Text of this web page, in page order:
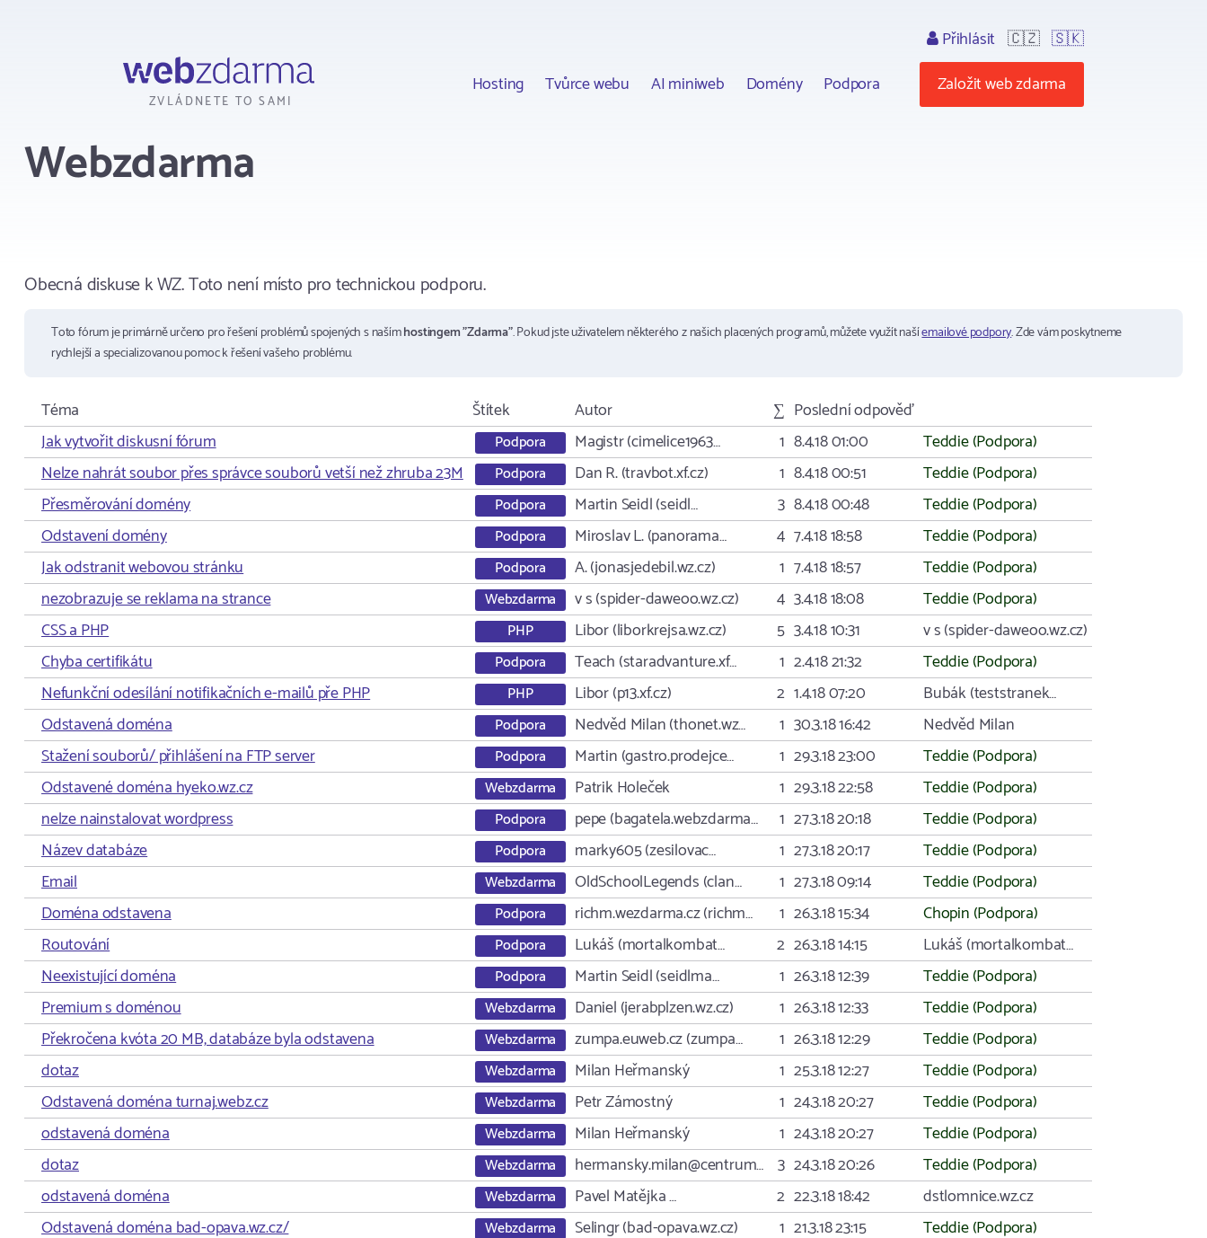
ZVLÁDNETE TO SAMI
Hosting Tvůrce webu AI miniweb Domény Podpora
Přihlásit 🇨🇿 🇸🇰
Založit web zdarma
Webzdarma
Obecná diskuse k WZ. Toto není místo pro technickou podporu.
Toto fórum je primárně určeno pro řešení problémů spojených s našímhostingem "Zdarma". Pokud jste uživatelem některého z našich placených programů, můžete využít našíemailové podpory. Zde vám poskytneme
rychlejší a specializovanou pomoc k řešení vašeho problému.
Téma Štítek Autor ∑ Poslední odpověď
Jak vytvořit diskusní fórum
Podpora Magistr (cimelice1963… 1 8.4.18 01:00
Teddie (Podpora)
Nelze nahrát soubor přes správce souborů vetší než zhruba 23M
Podpora Dan R. (travbot.xf.cz) 1 8.4.18 00:51
Teddie (Podpora)
Přesměrování domény
Podpora Martin Seidl (seidl… 3 8.4.18 00:48
Teddie (Podpora)
Odstavení domény
Podpora Miroslav L. (panorama… 4 7.4.18 18:58
Teddie (Podpora)
Jak odstranit webovou stránku
Podpora A. (jonasjedebil.wz.cz) 1 7.4.18 18:57
Teddie (Podpora)
nezobrazuje se reklama na strance
Webzdarma v s (spider-daweoo.wz.cz) 4 3.4.18 18:08
Teddie (Podpora)
CSS a PHP
PHP Libor (liborkrejsa.wz.cz) 5 3.4.18 10:31
v s (spider-daweoo.wz.cz)
Chyba certifikátu
Podpora Teach (staradvanture.xf… 1 2.4.18 21:32
Teddie (Podpora)
Nefunkční odesílání notifikačních e-mailů pře PHP
PHP Libor (p13.xf.cz) 2 1.4.18 07:20
Bubák (teststranek…
Odstavená doména
Podpora Nedvěd Milan (thonet.wz… 1 30.3.18 16:42
Nedvěd Milan
Stažení souborů/ přihlášení na FTP server
Podpora Martin (gastro.prodejce… 1 29.3.18 23:00
Teddie (Podpora)
Odstavené doména hyeko.wz.cz
Webzdarma Patrik Holeček 1 29.3.18 22:58
Teddie (Podpora)
nelze nainstalovat wordpress
Podpora pepe (bagatela.webzdarma… 1 27.3.18 20:18
Teddie (Podpora)
Název databáze
Podpora marky605 (zesilovac… 1 27.3.18 20:17
Teddie (Podpora)
Email
Webzdarma OldSchoolLegends (clan… 1 27.3.18 09:14
Teddie (Podpora)
Doména odstavena
Podpora richm.wezdarma.cz (richm… 1 26.3.18 15:34
Chopin (Podpora)
Routování
Podpora Lukáš (mortalkombat… 2 26.3.18 14:15
Lukáš (mortalkombat…
Neexistující doména
Podpora Martin Seidl (seidlma… 1 26.3.18 12:39
Teddie (Podpora)
Premium s doménou
Webzdarma Daniel (jerabplzen.wz.cz) 1 26.3.18 12:33
Teddie (Podpora)
Překročena kvóta 20 MB, databáze byla odstavena
Webzdarma zumpa.euweb.cz (zumpa… 1 26.3.18 12:29
Teddie (Podpora)
dotaz
Webzdarma Milan Heřmanský 1 25.3.18 12:27
Teddie (Podpora)
Odstavená doména turnaj.webz.cz
Webzdarma Petr Zámostný 1 24.3.18 20:27
Teddie (Podpora)
odstavená doména
Webzdarma Milan Heřmanský 1 24.3.18 20:27
Teddie (Podpora)
dotaz
Webzdarma hermansky.milan@centrum… 3 24.3.18 20:26
Teddie (Podpora)
odstavená doména
Webzdarma Pavel Matějka … 2 22.3.18 18:42
dstlomnice.wz.cz
Odstavená doména bad-opava.wz.cz/
Webzdarma Selingr (bad-opava.wz.cz) 1 21.3.18 23:15
Teddie (Podpora)